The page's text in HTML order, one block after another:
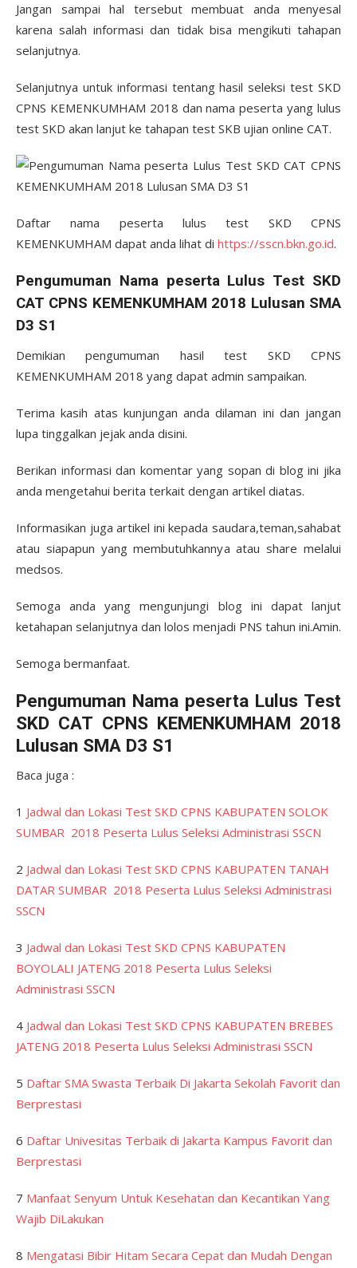
Jangan sampai hal tersebut membuat anda menyesal
karena salah informasi dan tidak bisa mengikuti tahapan
selanjutnya.
Selanjutnya untuk informasi tentang hasil seleksi test SKD
CPNS KEMENKUMHAM 2018 dan nama peserta yang lulus
test SKD akan lanjut ke tahapan test SKB ujian online CAT.
Daftar nama peserta lulus test SKD CPNS
KEMENKUMHAM dapat anda lihat di https://sscn.bkn.go.id.
Pengumuman Nama peserta Lulus Test SKD
CAT CPNS KEMENKUMHAM 2018 Lulusan SMA
D3 S1
Demikian pengumuman hasil test SKD CPNS
KEMENKUMHAM 2018 yang dapat admin sampaikan.
Terima kasih atas kunjungan anda dilaman ini dan jangan
lupa tinggalkan jejak anda disini.
Berikan informasi dan komentar yang sopan di blog ini jika
anda mengetahui berita terkait dengan artikel diatas.
Informasikan juga artikel ini kepada saudara,teman,sahabat
atau siapapun yang membutuhkannya atau share melalui
medsos.
Semoga anda yang mengunjungi blog ini dapat lanjut
ketahapan selanjutnya dan lolos menjadi PNS tahun ini.Amin.
Semoga bermanfaat.
Pengumuman Nama peserta Lulus Test
SKD CAT CPNS KEMENKUMHAM 2018
Lulusan SMA D3 S1
Baca juga :
1 Jadwal dan Lokasi Test SKD CPNS KABUPATEN SOLOK
SUMBAR 2018 Peserta Lulus Seleksi Administrasi SSCN
2 Jadwal dan Lokasi Test SKD CPNS KABUPATEN TANAH
DATAR SUMBAR 2018 Peserta Lulus Seleksi Administrasi
SSCN
3 Jadwal dan Lokasi Test SKD CPNS KABUPATEN
BOYOLALI JATENG 2018 Peserta Lulus Seleksi
Administrasi SSCN
4 Jadwal dan Lokasi Test SKD CPNS KABUPATEN BREBES
JATENG 2018 Peserta Lulus Seleksi Administrasi SSCN
5 Daftar SMA Swasta Terbaik Di Jakarta Sekolah Favorit dan
Berprestasi
6 Daftar Univesitas Terbaik di Jakarta Kampus Favorit dan
Berprestasi
7 Manfaat Senyum Untuk Kesehatan dan Kecantikan Yang
Wajib DiLakukan
8 Mengatasi Bibir Hitam Secara Cepat dan Mudah Dengan